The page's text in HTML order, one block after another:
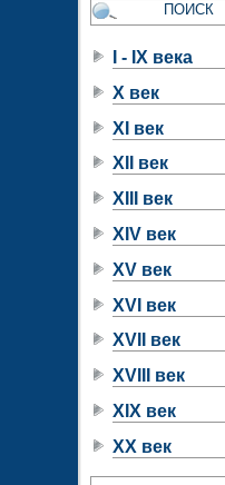
I - IX века
X век
XI век
XII век
XIII век
XIV век
XV век
XVI век
XVII век
XVIII век
XIX век
XX век